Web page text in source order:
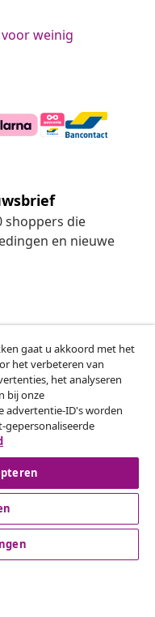
weinig
shoppers die
en nieuwe
indienen
gaat u akkoord met het
het verbeteren van
het analyseren
bij onze
advertentie-ID's worden
gepersonaliseerde